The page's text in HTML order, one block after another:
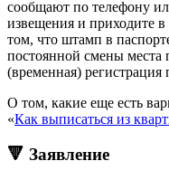
сообщают по телефону
извещения и приходите
том, что штамп в
постоянной смены
(временная) регистрация
О том, какие еще есть
«Как выписаться из
🔻 Заявление